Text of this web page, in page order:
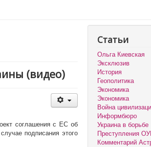
(видео)
соглашения с ЕС об
подписания этого
Статьи
Ольга Киевская
Эксклюзив
История
Геополитика
Экономика
Экономика
Война
Информбюро
Украина в борьбе
Преступления
Комментарий